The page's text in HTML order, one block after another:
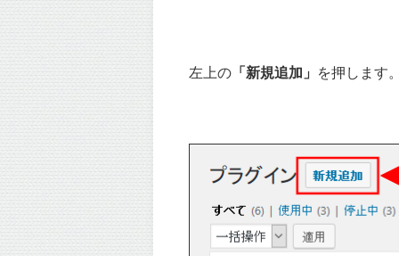
左上の 「新規追加」 を押します